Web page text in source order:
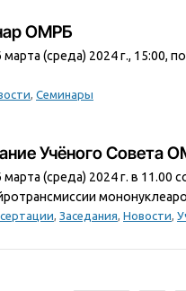
ОМРБ
(среда) 2024 г., 15:00,
Семинары
Учёного Совета
(среда) 2024 г. в 11.00
Заседания Новости